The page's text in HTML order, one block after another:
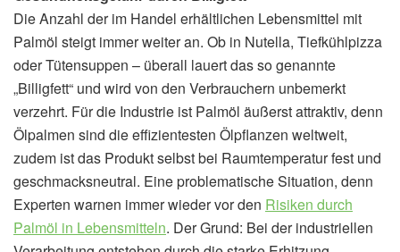
Die Anzahl der im Handel erhältlichen Lebensmittel mit
Palmöl steigt immer weiter an. Ob in Nutella, Tiefkühlpizza
oder Tütensuppen – überall lauert das so genannte
„Billigfett“ und wird von den Verbrauchern unbemerkt
verzehrt. Für die Industrie ist Palmöl äußerst attraktiv, denn
Ölpalmen sind die effizientesten Ölpflanzen weltweit,
zudem ist das Produkt selbst bei Raumtemperatur fest und
geschmacksneutral. Eine problematische Situation, denn
Experten warnen immer wieder vor den Risiken durch
Palmöl in Lebensmitteln. Der Grund: Bei der industriellen